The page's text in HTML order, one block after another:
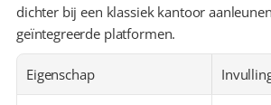
dichter bij een klassiek kantoor
geïntegreerde platformen.
Eigenschap